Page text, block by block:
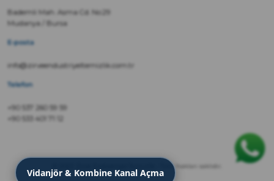
Vidanjör & Kombine Kanal Açma
Bademli Mah. Asma Cd. No:29
Mudanya / Bursa
E-posta
info@zirveendustriyeltemizlik.com.tr
Telefon
+90 537 260 59 59
+90 533 401 71 12
© 2022 Zirve Endüstriyel Temizlik · Tüm hakları saklıdır.